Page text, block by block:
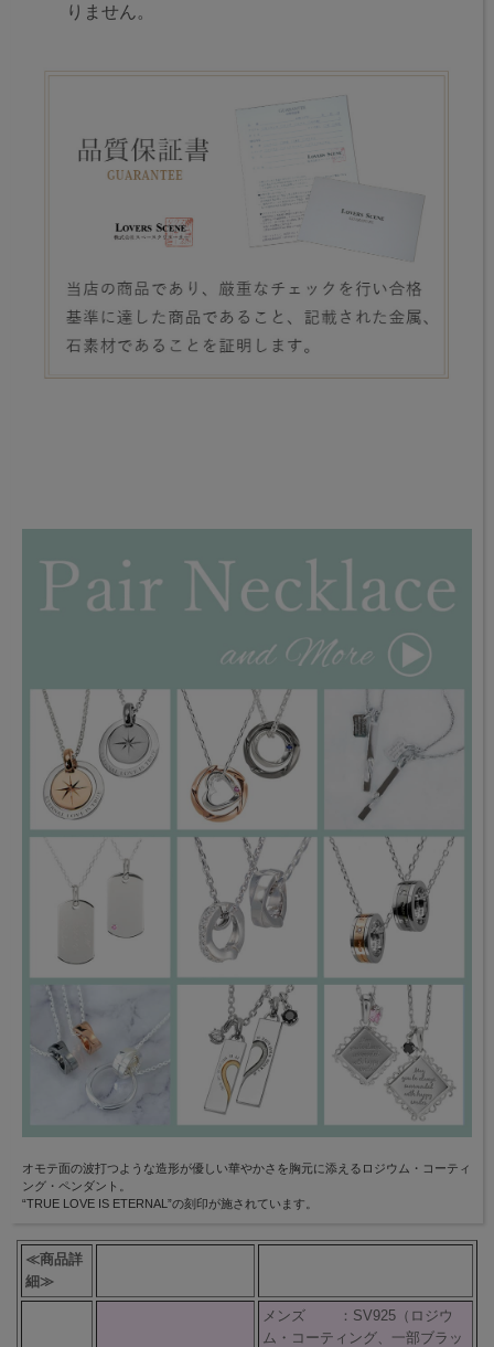
りません。
オモテ面の波打つような造形が優しい華やかさを胸元に添えるロジウム・コーティ
ング・ペンダント。
“TRUE LOVE IS ETERNAL”の刻印が施されています。
≪商品詳
細≫
メンズ ：SV925（ロジウ
ム・コーティング、一部ブラッ